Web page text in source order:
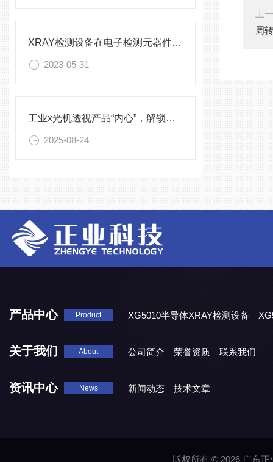
XRAY检测设备在电子检测元器件中的应用
2023-05-31
工业x光机透视产品“内心”，解锁无损检测新境界
2025-08-24
上
周
产品中心 Product XG5010半导体XRAY检测设备
关于我们 About 公司简介 荣誉资质 联系我们
资讯中心 News 新闻动态 技术文章
版权所有 © 2026 广东